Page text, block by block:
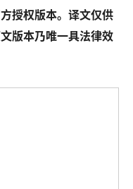
授权版本。译文仅供
版本乃唯一具法律效